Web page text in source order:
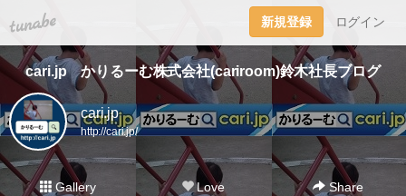
tuna.be 新規登録 ログイン
cari.jp かりるーむ株式会社(cariroom)鈴木社長ブログ
cari.jp
http://cari.jp/
Gallery Love Share